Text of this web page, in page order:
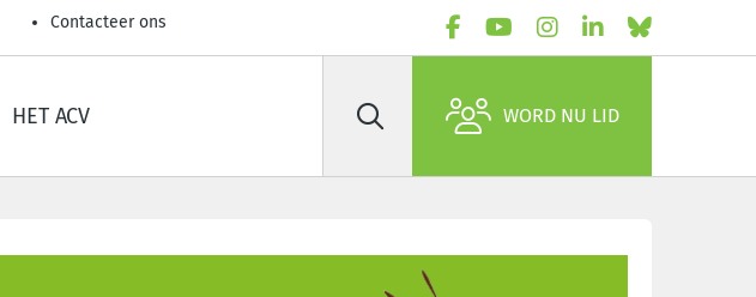
Contacteer ons
HET ACV Zoek WORD NU LID